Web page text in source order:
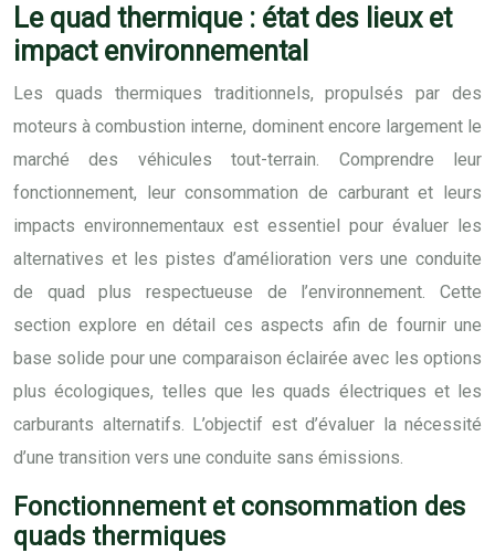
Le quad thermique : état des lieux et
impact environnemental
Les quads thermiques traditionnels, propulsés par des
moteurs à combustion interne, dominent encore largement le
marché des véhicules tout-terrain. Comprendre leur
fonctionnement, leur consommation de carburant et leurs
impacts environnementaux est essentiel pour évaluer les
alternatives et les pistes d’amélioration vers une conduite
de quad plus respectueuse de l’environnement. Cette
section explore en détail ces aspects afin de fournir une
base solide pour une comparaison éclairée avec les options
plus écologiques, telles que les quads électriques et les
carburants alternatifs. L’objectif est d’évaluer la nécessité
d’une transition vers une conduite sans émissions.
Fonctionnement et consommation des
quads thermiques